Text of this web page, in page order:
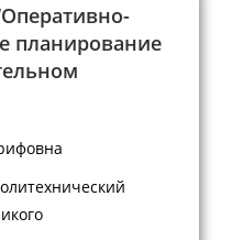
планирование